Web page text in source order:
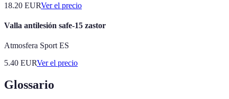
18.20 EURVer el precio
Valla antilesión safe-15 zastor
Atmosfera Sport ES
5.40 EURVer el precio
Glossario